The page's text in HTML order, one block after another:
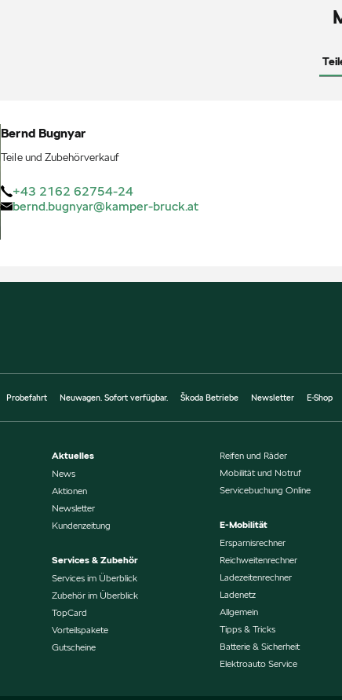
Bernd Bugnyar
Teile und Zubehörverkauf
+43 2162 62754-24
bernd.bugnyar@kamper-bruck.at
Probefahrt Neuwagen. Sofort verfügbar. Škoda Betriebe Newsletter E-Shop
Aktuelles
News
Aktionen
Newsletter
Kundenzeitung
Services & Zubehör
Services im Überblick
Zubehör im Überblick
TopCard
Vorteilspakete
Gutscheine
Reifen und Räder
Mobilität und Notruf
Servicebuchung Online
E-Mobilität
Ersparnisrechner
Reichweitenrechner
Ladezeitenrechner
Ladenetz
Allgemein
Tipps & Tricks
Batterie & Sicherheit
Elektroauto Service